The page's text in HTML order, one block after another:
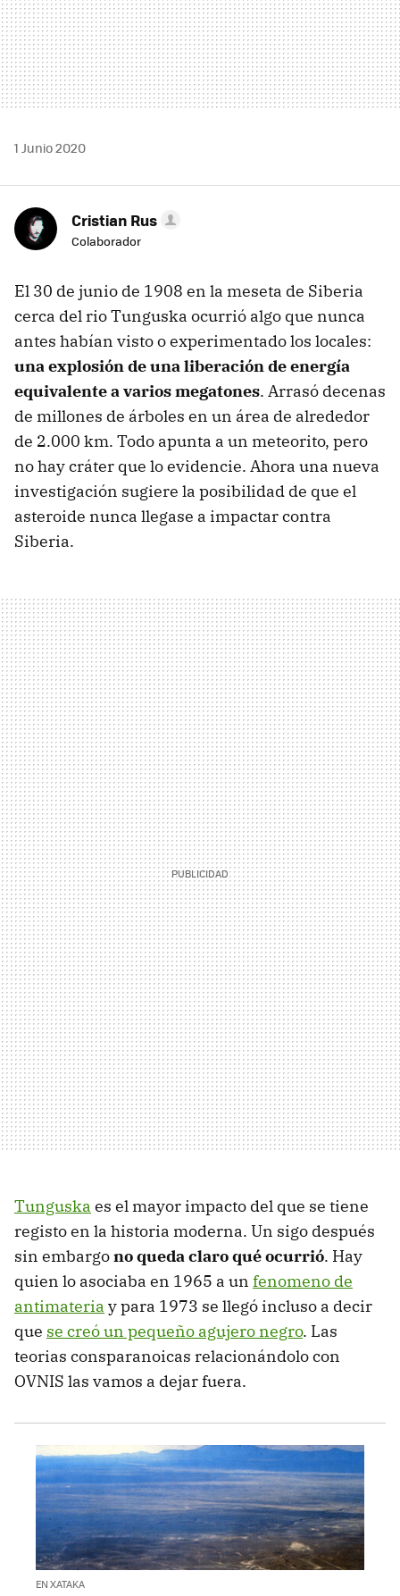
1 Junio 2020
Cristian Rus
Colaborador
El 30 de junio de 1908 en la meseta de Siberia
cerca del rio Tunguska ocurrió algo que nunca
antes habían visto o experimentado los locales:
una explosión de una liberación de energía
equivalente a varios megatones. Arrasó decenas
de millones de árboles en un área de alrededor
de 2.000 km. Todo apunta a un meteorito, pero
no hay cráter que lo evidencie. Ahora una nueva
investigación sugiere la posibilidad de que el
asteroide nunca llegase a impactar contra
Siberia.
Tunguska es el mayor impacto del que se tiene
registo en la historia moderna. Un sigo después
sin embargono queda claro qué ocurrió. Hay
quien lo asociaba en 1965 a un fenomeno de
antimateria y para 1973 se llegó incluso a decir
que se creó un pequeño agujero negro. Las
teorias consparanoicas relacionándolo con
OVNIS las vamos a dejar fuera.
EN XATAKA